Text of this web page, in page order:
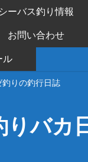
りの釣行日誌
バカ
シーバス釣り情報
お問い合わせ
ル